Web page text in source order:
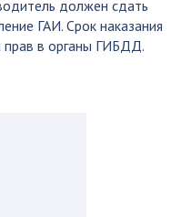
должен сдать
ГАИ. Срок наказания
прав в органы ГИБДД.